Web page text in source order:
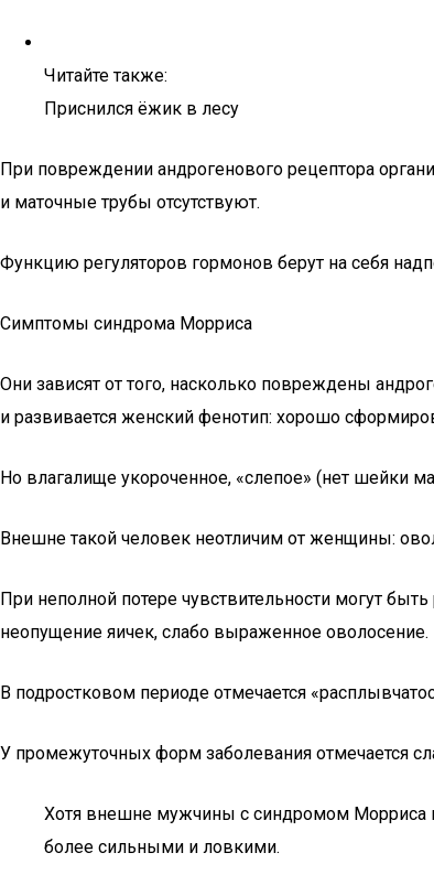
Читайте также:
Приснился ёжик в лесу
При повреждении андрогенового рецептора
и маточные трубы отсутствуют.
Функцию регуляторов гормонов берут на себя
Симптомы синдрома Морриса
Они зависят от того, насколько повреждены
и развивается женский фенотип: хорошо
Но влагалище укороченное, «слепое» (нет шейки
Внешне такой человек неотличим от женщины:
При неполной потере чувствительности могут
неопущение яичек, слабо выраженное оволосение.
В подростковом периоде отмечается
У промежуточных форм заболевания отмечается
Хотя внешне мужчины с синдромом Морриса
более сильными и ловкими.